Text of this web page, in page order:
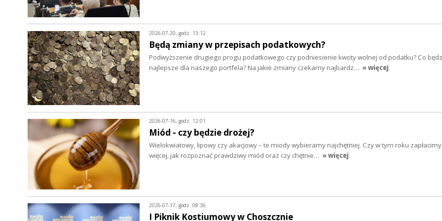
2026-07-20, godz. 13:12
Będą zmiany w przepisach podatkowych?
Podwyższenie drugiego progu podatkowego czy podniesienie kwoty wolnej od podatku? Co
najlepsze dla naszego portfela? Na jakie zmiany czekamy najbardz… » więcej
2026-07-16, godz. 12:01
Miód - czy będzie drożej?
Wielokwiatowy, lipowy czy akacjowy – te miody wybieramy najchętniej. Czy w tym roku
więcej, jak rozpoznać prawdziwy miód oraz czy chętnie… » więcej
2026-07-17, godz. 08:36
I Piknik Kostiumowy w Choszcznie